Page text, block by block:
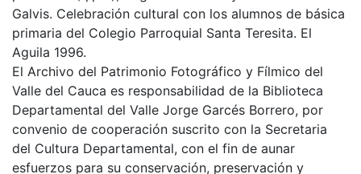
Galvis. Celebración cultural con los alumnos de básica
primaria del Colegio Parroquial Santa Teresita. El
Aguila 1996.
El Archivo del Patrimonio Fotográfico y Fílmico del
Valle del Cauca es responsabilidad de la Biblioteca
Departamental del Valle Jorge Garcés Borrero, por
convenio de cooperación suscrito con la Secretaria
del Cultura Departamental, con el fin de aunar
esfuerzos para su conservación, preservación y